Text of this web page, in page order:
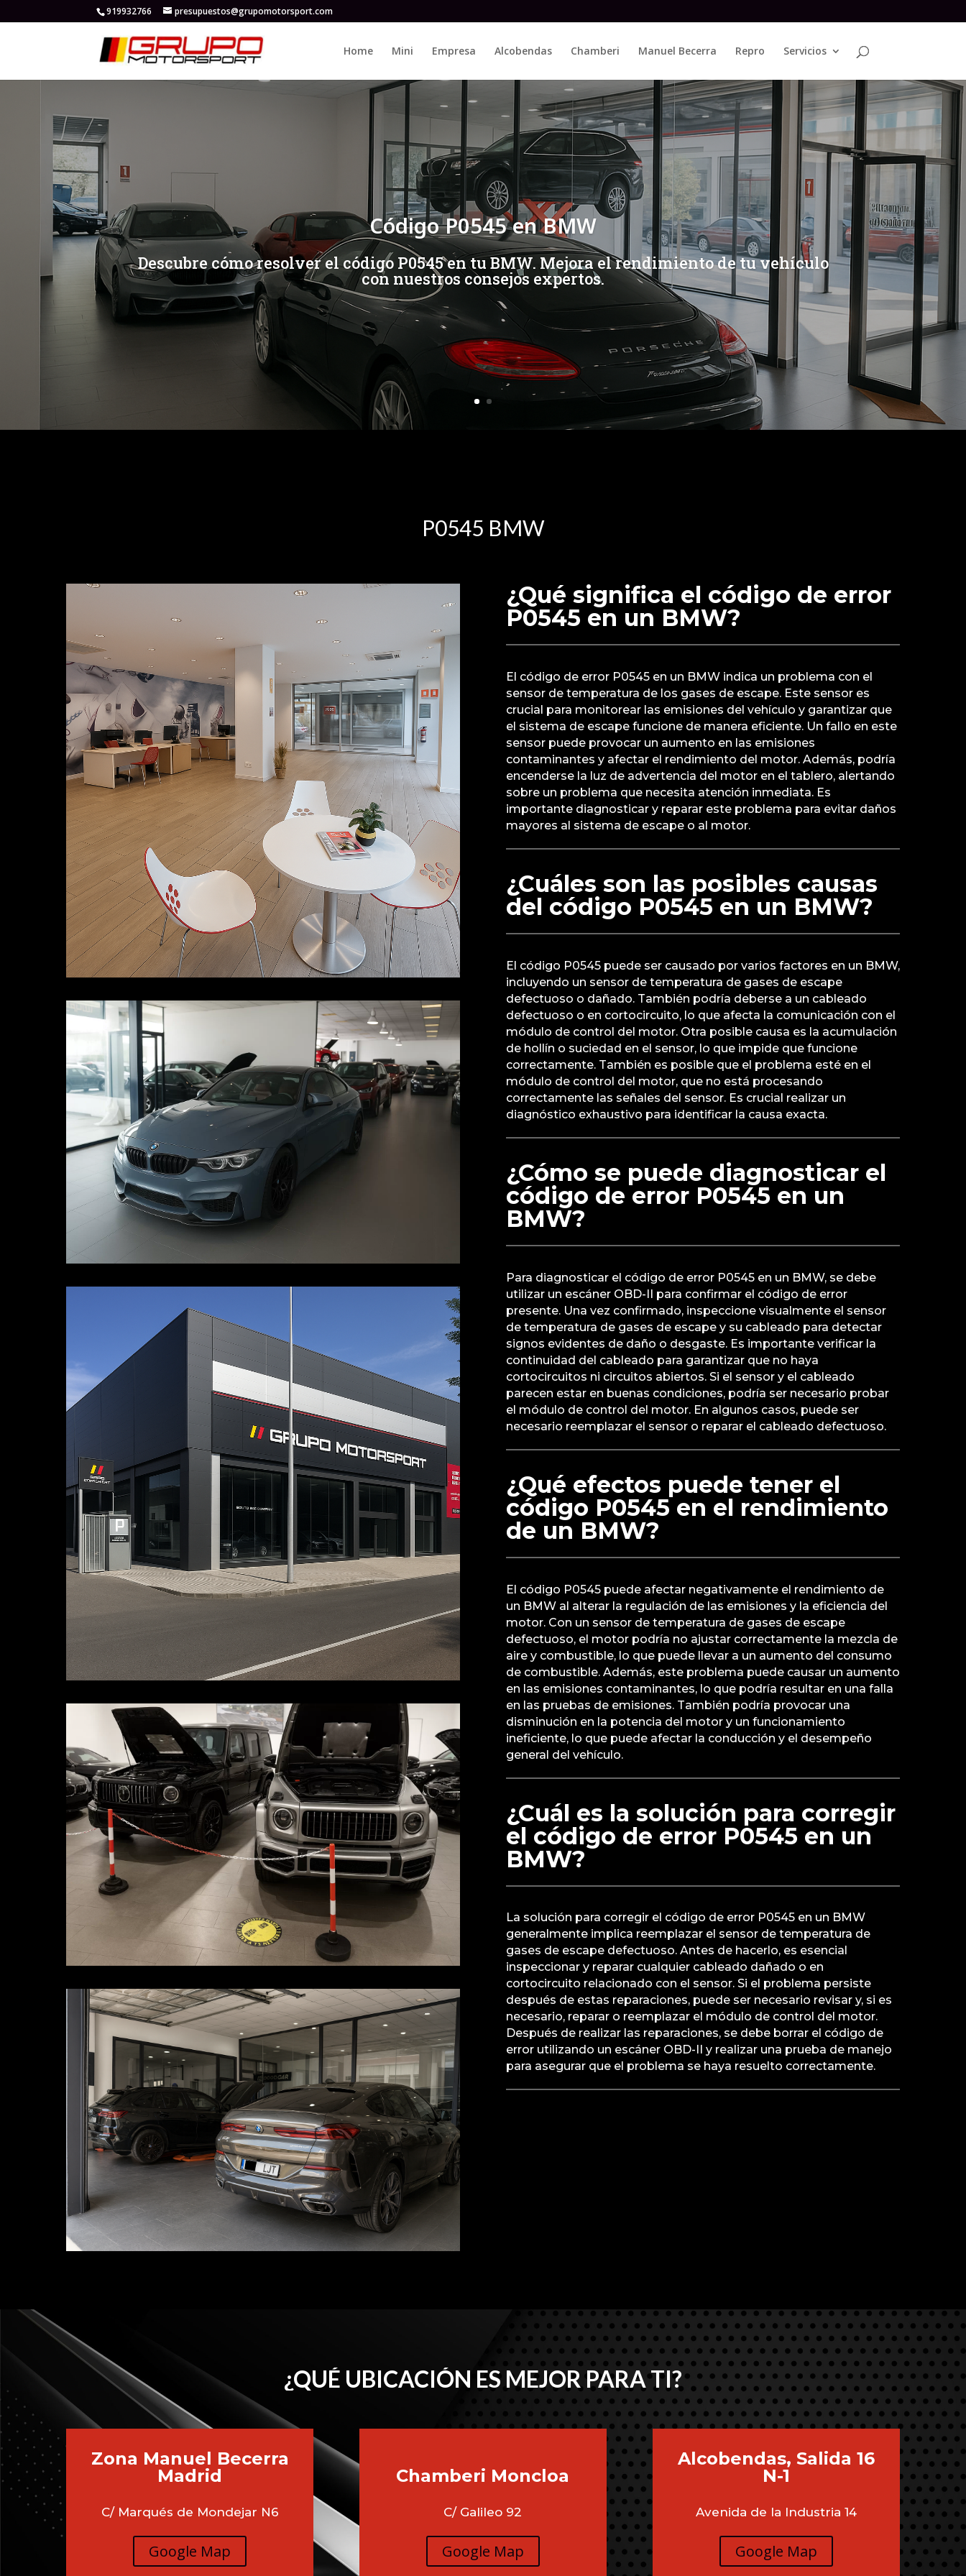
919932766 presupuestos@grupomotorsport.com
Home Mini Empresa Alcobendas Chamberi Manuel Becerra Repro Servicios
Código P0545 en BMW
Descubre cómo resolver el código P0545 en tu BMW. Mejora el rendimiento de tu vehículo
con nuestros consejos expertos.
P0545 BMW
¿Qué significa el código de error
P0545 en un BMW?
El código de error P0545 en un BMW indica un problema con el
sensor de temperatura de los gases de escape. Este sensor es
crucial para monitorear las emisiones del vehículo y garantizar que
el sistema de escape funcione de manera eficiente. Un fallo en este
sensor puede provocar un aumento en las emisiones
contaminantes y afectar el rendimiento del motor. Además, podría
encenderse la luz de advertencia del motor en el tablero, alertando
sobre un problema que necesita atención inmediata. Es
importante diagnosticar y reparar este problema para evitar daños
mayores al sistema de escape o al motor.
¿Cuáles son las posibles causas
del código P0545 en un BMW?
El código P0545 puede ser causado por varios factores en un BMW,
incluyendo un sensor de temperatura de gases de escape
defectuoso o dañado. También podría deberse a un cableado
defectuoso o en cortocircuito, lo que afecta la comunicación con el
módulo de control del motor. Otra posible causa es la acumulación
de hollín o suciedad en el sensor, lo que impide que funcione
correctamente. También es posible que el problema esté en el
módulo de control del motor, que no está procesando
correctamente las señales del sensor. Es crucial realizar un
diagnóstico exhaustivo para identificar la causa exacta.
¿Cómo se puede diagnosticar el
código de error P0545 en un
BMW?
Para diagnosticar el código de error P0545 en un BMW, se debe
utilizar un escáner OBD-II para confirmar el código de error
presente. Una vez confirmado, inspeccione visualmente el sensor
de temperatura de gases de escape y su cableado para detectar
signos evidentes de daño o desgaste. Es importante verificar la
continuidad del cableado para garantizar que no haya
cortocircuitos ni circuitos abiertos. Si el sensor y el cableado
parecen estar en buenas condiciones, podría ser necesario probar
el módulo de control del motor. En algunos casos, puede ser
necesario reemplazar el sensor o reparar el cableado defectuoso.
¿Qué efectos puede tener el
código P0545 en el rendimiento
de un BMW?
El código P0545 puede afectar negativamente el rendimiento de
un BMW al alterar la regulación de las emisiones y la eficiencia del
motor. Con un sensor de temperatura de gases de escape
defectuoso, el motor podría no ajustar correctamente la mezcla de
aire y combustible, lo que puede llevar a un aumento del consumo
de combustible. Además, este problema puede causar un aumento
en las emisiones contaminantes, lo que podría resultar en una falla
en las pruebas de emisiones. También podría provocar una
disminución en la potencia del motor y un funcionamiento
ineficiente, lo que puede afectar la conducción y el desempeño
general del vehículo.
¿Cuál es la solución para corregir
el código de error P0545 en un
BMW?
La solución para corregir el código de error P0545 en un BMW
generalmente implica reemplazar el sensor de temperatura de
gases de escape defectuoso. Antes de hacerlo, es esencial
inspeccionar y reparar cualquier cableado dañado o en
cortocircuito relacionado con el sensor. Si el problema persiste
después de estas reparaciones, puede ser necesario revisar y, si es
necesario, reparar o reemplazar el módulo de control del motor.
Después de realizar las reparaciones, se debe borrar el código de
error utilizando un escáner OBD-II y realizar una prueba de manejo
para asegurar que el problema se haya resuelto correctamente.
¿QUÉ UBICACIÓN ES MEJOR PARA TI?
Zona Manuel Becerra
Madrid
C/ Marqués de Mondejar N6
Google Map
Chamberi Moncloa
C/ Galileo 92
Google Map
Alcobendas, Salida 16
N-1
Avenida de la Industria 14
Google Map